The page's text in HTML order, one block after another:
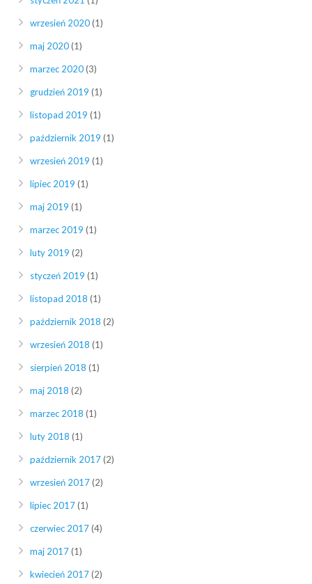
wrzesień 2020(1)
maj 2020(1)
marzec 2020(3)
grudzień 2019 (1)
listopad 2019 (1)
październik 2019 (1)
wrzesień 2019 (1)
lipiec 2019 (1)
maj 2019 (1)
marzec 2019 (1)
luty 2019 (2)
styczeń 2019 (1)
listopad 2018 (1)
październik 2018 (2)
wrzesień 2018 (1)
sierpień 2018 (1)
maj 2018 (2)
marzec 2018 (1)
luty 2018 (1)
październik 2017(2)
wrzesień 2017(2)
lipiec 2017(1)
czerwiec 2017(4)
maj 2017(1)
kwiecień 2017(2)